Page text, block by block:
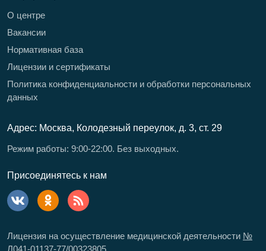
О центре
Вакансии
Нормативная база
Лицензии и сертификаты
Политика конфиденциальности и обработки персональных
данных
Адрес: Москва, Колодезный переулок, д. 3, ст. 29
Режим работы: 9:00-22:00. Без выходных.
Присоединятесь к нам
Лицензия на осуществление медицинской деятельности №
Л041-01137-77/00323805